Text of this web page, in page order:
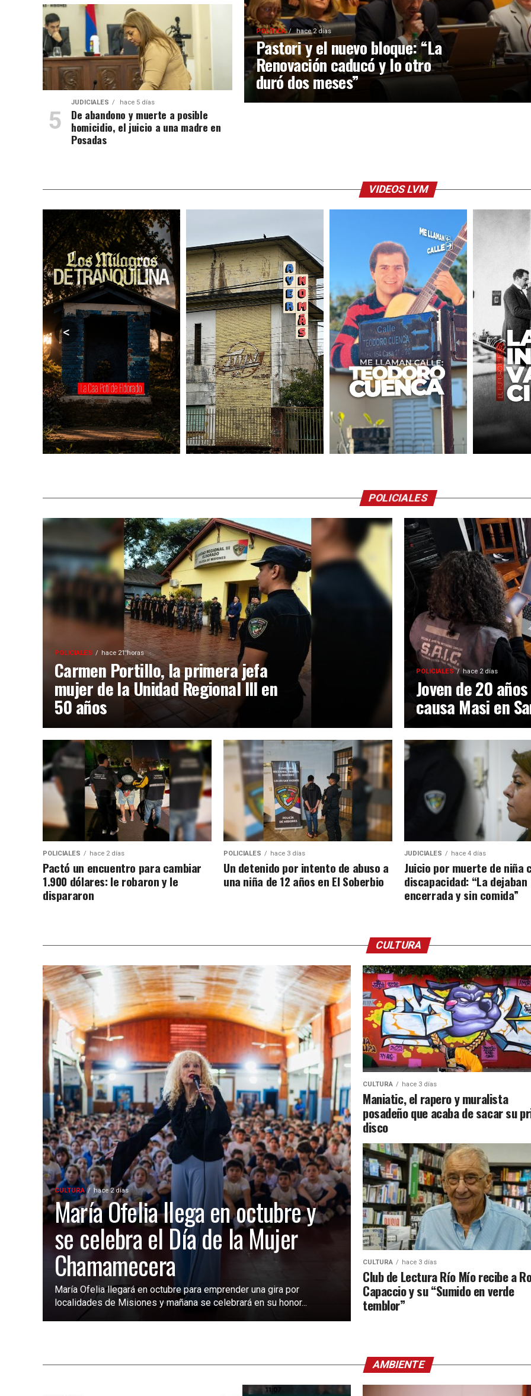
POLÍTICA hace 2 días
Pastori y el nuevo bloque: “La
Renovación caducó y lo otro
duró dos meses”
JUDICIALES hace 5 días
De abandono y muerte a posible
homicidio, el juicio a una madre en
Posadas
VIDEOS LVM
<
POLICIALES
POLICIALES hace 21 horas
Carmen Portillo, la primera jefa
mujer de la Unidad Regional III en
50 años
POLICIALES hace 2 días
Joven de 20
causa Masi en
POLICIALES hace 2 días
Pactó un encuentro para cambiar
1.900 dólares: le robaron y le
dispararon
POLICIALES hace 3 días
Un detenido por intento de abuso a
una niña de 12 años en El Soberbio
JUDICIALES hace 4 días
Juicio por muerte de niña
discapacidad: “La dejaban
encerrada y sin comida”
CULTURA
CULTURA hace 2 días
María Ofelia llega en octubre y
se celebra el Día de la Mujer
Chamamecera
María Ofelia llegará en octubre para emprender una gira por
localidades de Misiones y mañana se celebrará en su honor...
CULTURA hace 3 días
Maniatic, el rapero y muralista
posadeño que acaba de sacar su
disco
CULTURA hace 3 días
Club de Lectura Río Mío recibe a
Capaccio y su “Sumido en verde
temblor”
AMBIENTE